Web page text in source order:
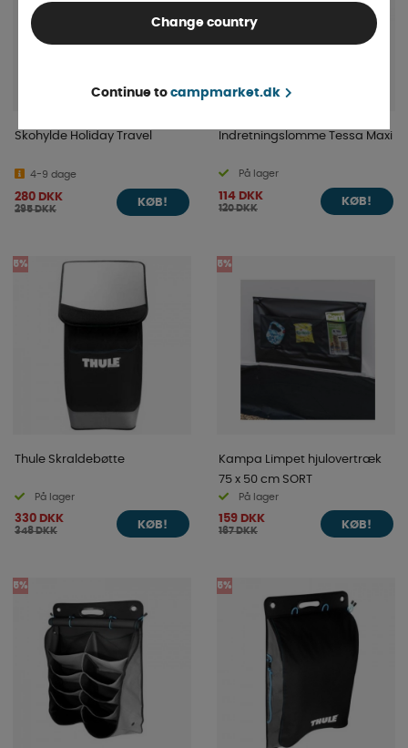
Skohylde Holiday Travel
4-9 dage
280 DKK
295 DKK
KØB!
Indretningslomme Tessa Maxi
På lager
114 DKK
120 DKK
KØB!
5%
Thule Skraldebøtte
På lager
330 DKK
348 DKK
KØB!
5%
Kampa Limpet hjulovertræk
75 x 50 cm SORT
På lager
159 DKK
167 DKK
KØB!
5% 5%
Change country
Continue to campmarket.dk